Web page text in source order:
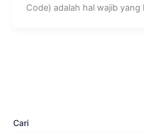
Code) adalah hal wajib
Cari